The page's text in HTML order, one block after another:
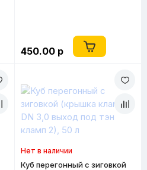
450.00 р
Нет в наличии
Куб перегонный с зиговкой